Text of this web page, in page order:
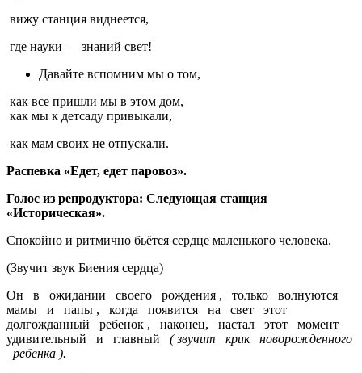
вижу станция виднеется,
где науки — знаний свет!
Давайте вспомним мы о том,
как все пришли мы в этом дом,
как мы к детсаду привыкали,
как мам своих не отпускали.
Распевка «Едет, едет паровоз».
Голос из репродуктора: Следующая станция
«Историческая».
Спокойно и ритмично бьётся сердце маленького человека.
(Звучит звук Биения сердца)
Он в ожидании своего рождения , только волнуются
мамы и папы , когда появится на свет этот
долгожданный ребенок , наконец, настал этот момент
удивительный и главный
( звучит крик новорожденного
ребенка ).